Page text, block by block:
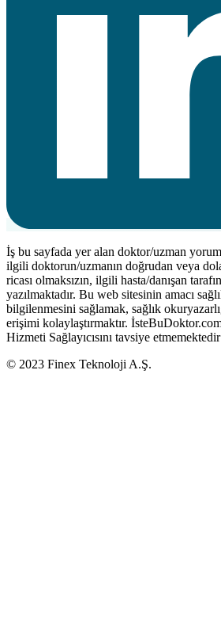
İş bu sayfada yer alan doktor/uzman
ilgili doktorun/uzmanın doğrudan veya
ricası olmaksızın, ilgili hasta/danışan
yazılmaktadır. Bu web sitesinin amacı
bilgilenmesini sağlamak, sağlık
erişimi kolaylaştırmaktır.
Hizmeti Sağlayıcısını tavsiye
© 2023 Finex Teknoloji A.Ş.